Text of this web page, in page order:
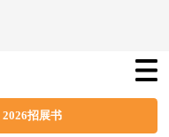
2026招展书